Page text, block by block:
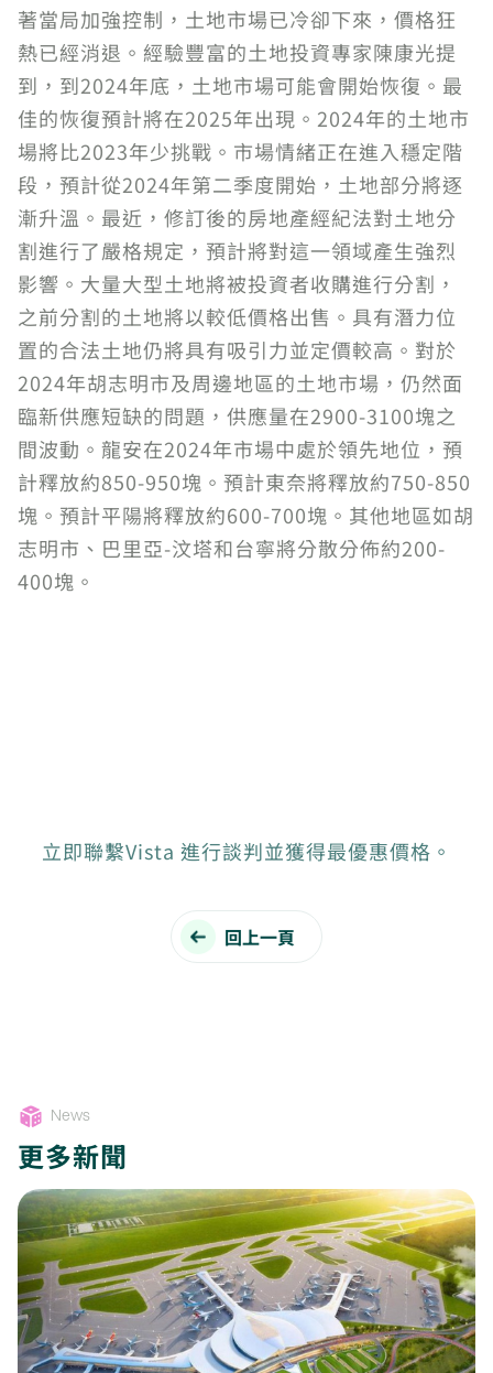
著當局加強控制，土地市場已冷卻下來，價格狂
熱已經消退。經驗豐富的土地投資專家陳康光提
到，到2024年底，土地市場可能會開始恢復。最
佳的恢復預計將在2025年出現。2024年的土地市
場將比2023年少挑戰。市場情緒正在進入穩定階
段，預計從2024年第二季度開始，土地部分將逐
漸升溫。最近，修訂後的房地產經紀法對土地分
割進行了嚴格規定，預計將對這一領域產生強烈
影響。大量大型土地將被投資者收購進行分割，
之前分割的土地將以較低價格出售。具有潛力位
置的合法土地仍將具有吸引力並定價較高。對於
2024年胡志明市及周邊地區的土地市場，仍然面
臨新供應短缺的問題，供應量在2900-3100塊之
間波動。龍安在2024年市場中處於領先地位，預
計釋放約850-950塊。預計東奈將釋放約750-850
塊。預計平陽將釋放約600-700塊。其他地區如胡
志明市、巴里亞-汶塔和台寧將分散分佈約200-
400塊。
立即聯繫Vista 進行談判並獲得最優惠價格。
回上一頁
News
更多新聞